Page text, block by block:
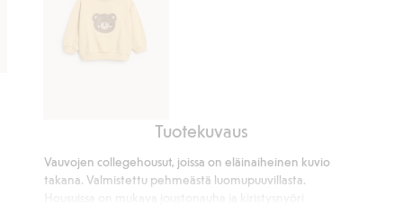
NallekarhuteemainenTuotekuvaus
Vauvojen collegehousut, joissa on eläinaiheinen kuvio
takana. Valmistettu pehmeästä luomupuuvillasta.